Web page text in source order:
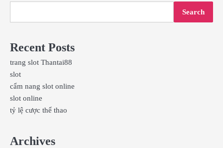
Search
Recent Posts
trang slot Thantai88
slot
cẩm nang slot online
slot online
tỷ lệ cược thể thao
Archives